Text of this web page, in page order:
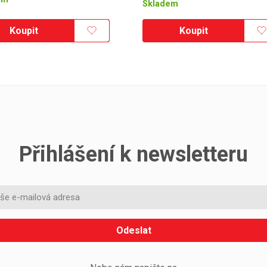
Koupit
Skladem
Koupit
Přihlášení k newsletteru
Odeslat